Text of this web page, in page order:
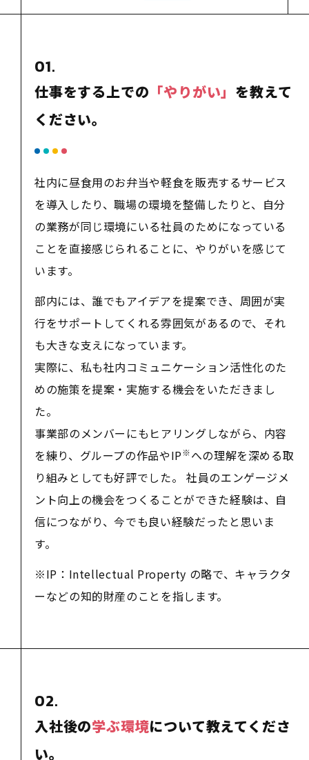
01.
仕事をする上での 「やりがい」 を教えて
ください。
社内に昼食用のお弁当や軽食を販売するサービス
を導入したり、職場の環境を整備したりと、自分
の業務が同じ環境にいる社員のためになっている
ことを直接感じられることに、やりがいを感じて
います。
部内には、誰でもアイデアを提案でき、周囲が実
行をサポートしてくれる雰囲気があるので、それ
も大きな支えになっています。
実際に、私も社内コミュニケーション活性化のた
めの施策を提案・実施する機会をいただきまし
た。
事業部のメンバーにもヒアリングしながら、内容
を練り、グループの作品やIP※への理解を深める取
り組みとしても好評でした。 社員のエンゲージメ
ント向上の機会をつくることができた経験は、自
信につながり、今でも良い経験だったと思いま
す。
※IP：Intellectual Property の略で、キャラクタ
ーなどの知的財産のことを指します。
02.
入社後の学ぶ環境について教えてくださ
い。